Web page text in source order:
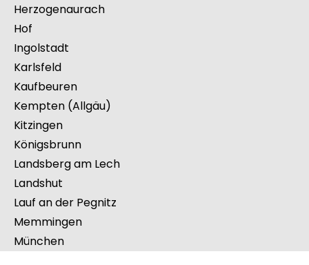
Herzogenaurach
Hof
Ingolstadt
Karlsfeld
Kaufbeuren
Kempten (Allgäu)
Kitzingen
Königsbrunn
Landsberg am Lech
Landshut
Lauf an der Pegnitz
Memmingen
München